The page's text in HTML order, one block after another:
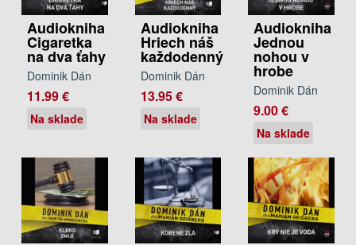
Audiokniha
Cigaretka
na dva ťahy
Dominik Dán
11.99 €
Na sklade
Audiokniha
Hriech náš
každodenný
Dominik Dán
13.95 €
Na sklade
Audiokniha
Jednou
nohou v
hrobe
Dominik Dán
9.00 €
Na sklade